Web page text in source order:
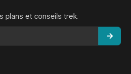
plans et conseils trek.